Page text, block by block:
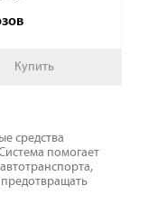
Купить
средства
помогает